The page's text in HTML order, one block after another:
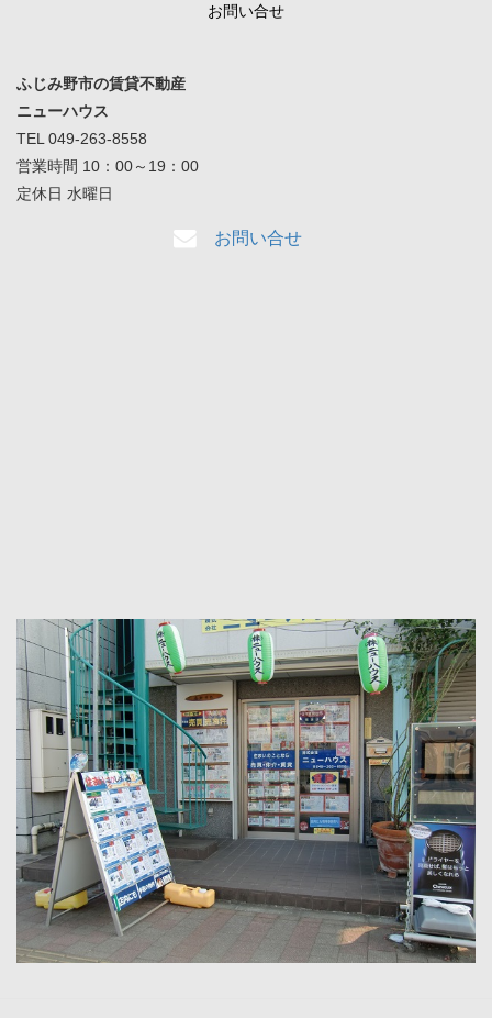
お問い合せ
ふじみ野市の賃貸不動産
ニューハウス
TEL 049-263-8558
営業時間 10：00～19：00
定休日 水曜日
お問い合せ